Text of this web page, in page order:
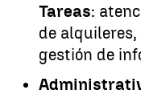
Tareas:
de
gestión de